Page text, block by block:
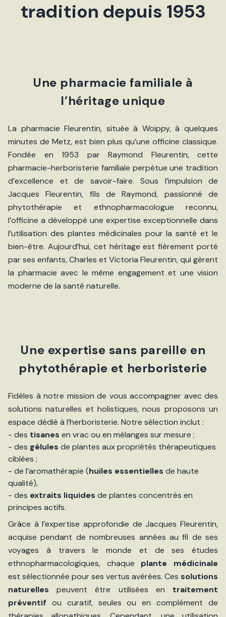
tradition depuis 1953
Une pharmacie familiale à
l’héritage unique
La pharmacie Fleurentin, située à Woippy, à quelques
minutes de Metz, est bien plus qu’une officine classique.
Fondée en 1953 par Raymond Fleurentin, cette
pharmacie-herboristerie familiale perpétue une tradition
d’excellence et de savoir-faire. Sous l’impulsion de
Jacques Fleurentin, fils de Raymond, passionné de
phytothérapie et ethnopharmacologue reconnu,
l’officine a développé une expertise exceptionnelle dans
l’utilisation des plantes médicinales pour la santé et le
bien-être. Aujourd’hui, cet héritage est fièrement porté
par ses enfants, Charles et Victoria Fleurentin, qui gèrent
la pharmacie avec le même engagement et une vision
moderne de la santé naturelle.
Une expertise sans pareille en
phytothérapie et herboristerie
Fidèles à notre mission de vous accompagner avec des
solutions naturelles et holistiques, nous proposons un
espace dédié à l’herboristerie. Notre sélection inclut :
- des tisanes en vrac ou en mélanges sur mesure ;
- des gélules de plantes aux propriétés thérapeutiques
ciblées ;
- de l’aromathérapie (huiles essentielles de haute
qualité),
- des extraits liquides de plantes concentrés en
principes actifs.
Grâce à l’expertise approfondie de Jacques Fleurentin,
acquise pendant de nombreuses années au fil de ses
voyages à travers le monde et de ses études
ethnopharmacologiques, chaque plante médicinale
est sélectionnée pour ses vertus avérées. Ces solutions
naturelles peuvent être utilisées en traitement
préventif ou curatif, seules ou en complément de